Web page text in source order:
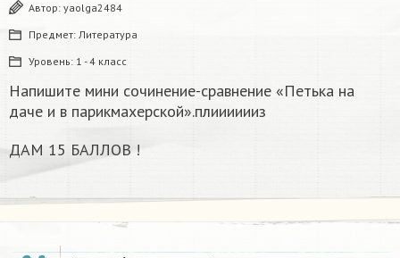
Автор: yaolga2484
Предмет: Литература
Уровень: 1 - 4 класс
Напишите мини сочинение-сравнение «Петька на
даче и в парикмахерской».плииииииз
ДАМ 15 БАЛЛОВ !